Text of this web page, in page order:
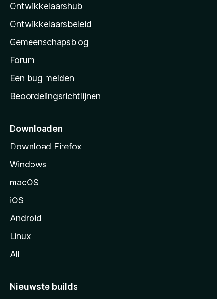
l
a
s
s
t
r
p
g
i
Ontwikkelaarshub
Ontwikkelaarsbeleid
Gemeenschapsblog
Forum
Een bug melden
Beoordelingsrichtlijnen
Downloaden
Download Firefox
Windows
macOS
iOS
Android
Linux
All
Nieuwste builds